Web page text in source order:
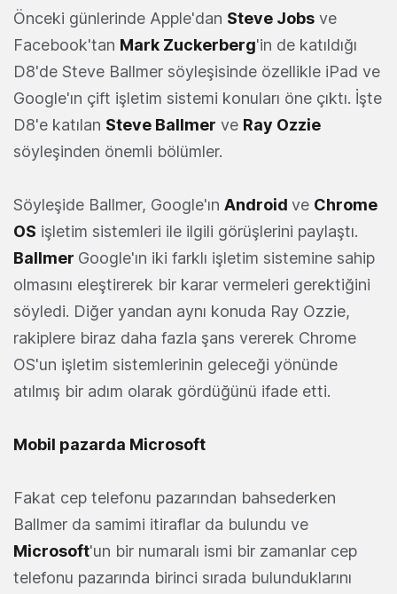
Önceki günlerinde Apple'dan Steve Jobs ve
Facebook'tan Mark Zuckerberg'in de katıldığı
D8'de Steve Ballmer söyleşisinde özellikle iPad ve
Google'ın çift işletim sistemi konuları öne çıktı. İşte
D8'e katılan Steve Ballmer ve Ray Ozzie
söyleşinden önemli bölümler.
Söyleşide Ballmer, Google'ın Android ve Chrome
OS işletim sistemleri ile ilgili görüşlerini paylaştı.
Ballmer Google'ın iki farklı işletim sistemine sahip
olmasını eleştirerek bir karar vermeleri gerektiğini
söyledi. Diğer yandan aynı konuda Ray Ozzie,
rakiplere biraz daha fazla şans vererek Chrome
OS'un işletim sistemlerinin geleceği yönünde
atılmış bir adım olarak gördüğünü ifade etti.
Mobil pazarda Microsoft
Fakat cep telefonu pazarından bahsederken
Ballmer da samimi itiraflar da bulundu ve
Microsoft'un bir numaralı ismi bir zamanlar cep
telefonu pazarında birinci sırada bulunduklarını